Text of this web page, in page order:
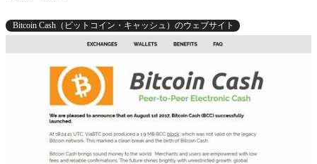
Bitcoin Cash（ビットコイン・キャッシュ）のウェブサイト